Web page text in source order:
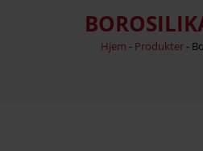
Hjem - Produkter-